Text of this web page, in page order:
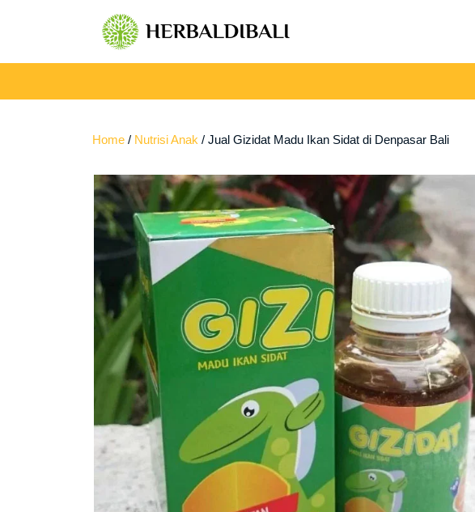
Home / Nutrisi Anak / Jual Gizidat Madu Ikan Sidat di Denpasar Bali